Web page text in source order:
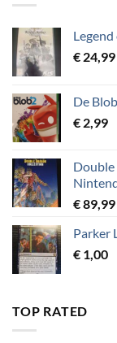
€ 24,99
De
€ 2,99
€89,99
Parker
€ 1,00
TOP RATED